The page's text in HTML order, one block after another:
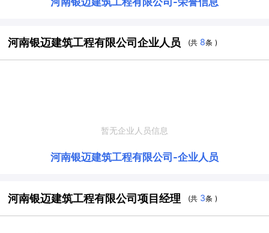
河南银迈建筑工程有限公司企业人员 (共 8条 )
暂无企业人员信息
河南银迈建筑工程有限公司 -企业人员
河南银迈建筑工程有限公司项目经理 (共 3条 )